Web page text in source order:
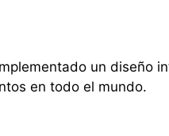
un diseño
en todo el mundo.